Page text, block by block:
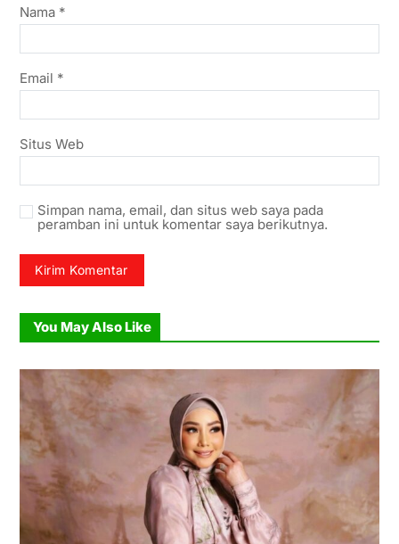
Nama *
Email *
Situs Web
Simpan nama, email, dan situs web saya pada
peramban ini untuk komentar saya berikutnya.
You May Also Like